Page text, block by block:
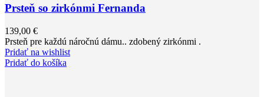
Prsteň so zirkónmi Fernanda
139,00 €
Prsteň pre každú náročnú dámu.. zdobený zirkónmi .
Pridať na wishlist
Pridať do košíka